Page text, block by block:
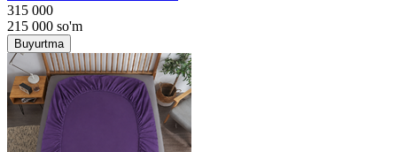
315 000
215 000 so'm
Buyurtma